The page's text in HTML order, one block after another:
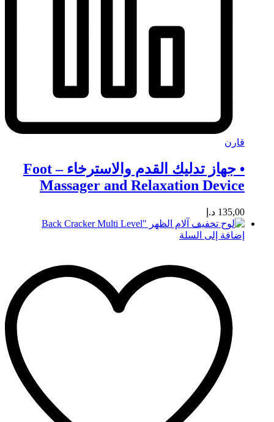
قارن
• جهاز تدليك القدم والاسترخاء – Foot
Massager and Relaxation Device
135,00 د.إ
إضافة إلى السلة